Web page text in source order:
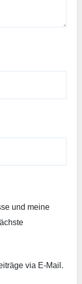
und meine
via E-Mail.